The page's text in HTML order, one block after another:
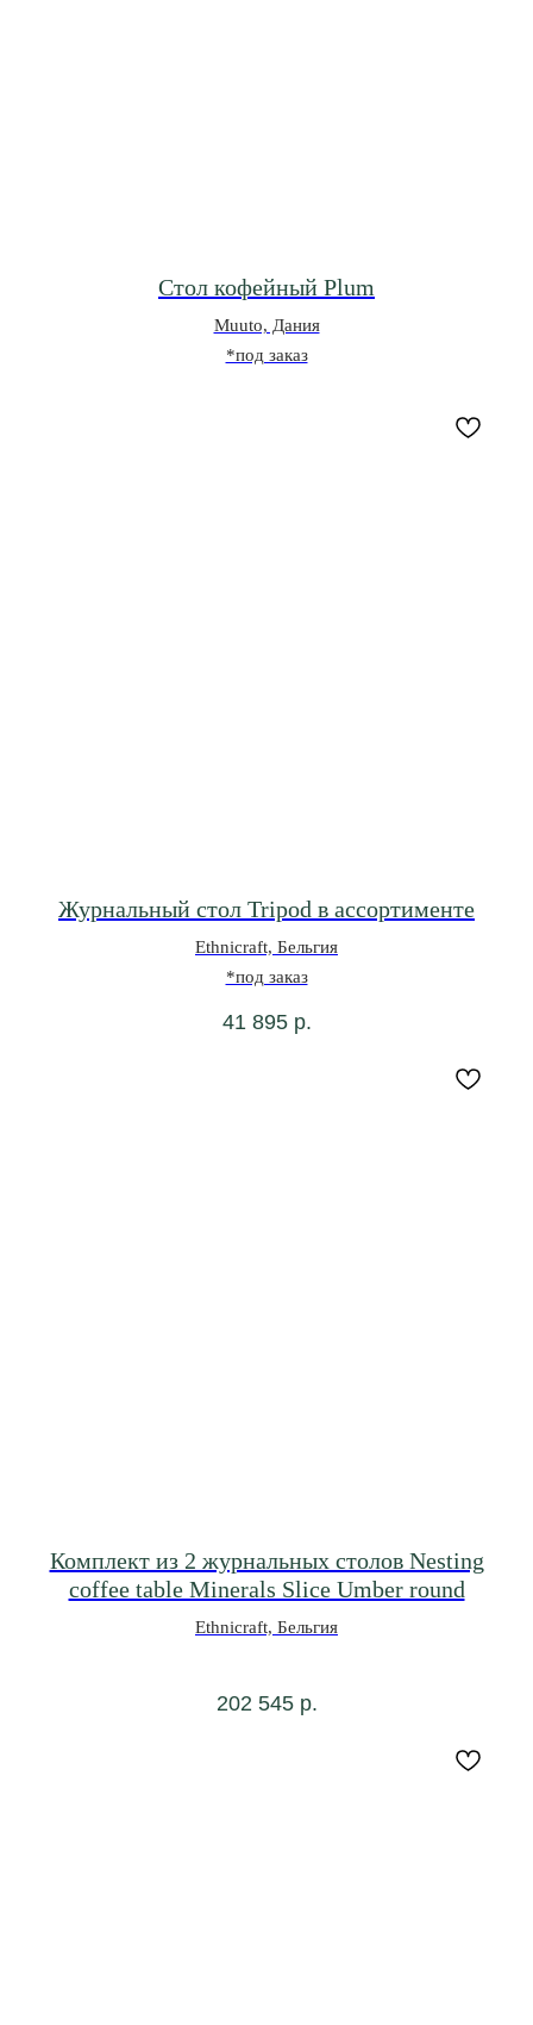
Стол кофейный Plum
Muuto, Дания
*под заказ
Журнальный стол Tripod в ассортименте
Ethnicraft, Бельгия
*под заказ
41 895 р.
Комплект из 2 журнальных столов Nesting
coffee table Minerals Slice Umber round
Ethnicraft, Бельгия
202 545 р.